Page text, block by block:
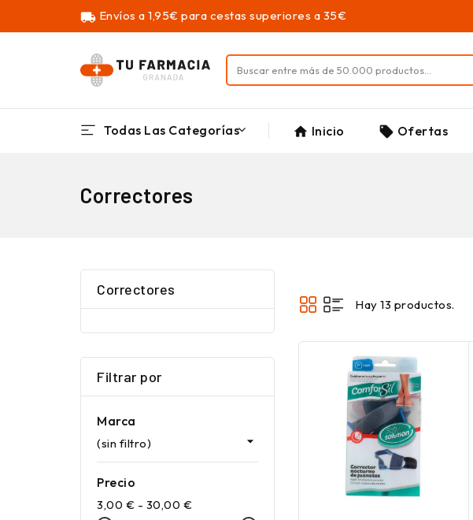
local_shipping Envíos a 1,95€ para cestas superiores a 35€
Todas Las Categorías home Inicio local_offer Ofertas
Correctores
Correctores
Filtrar por
Marca
(sin filtro) 
Precio
3,00 € - 30,00 €
Hay 13 productos.